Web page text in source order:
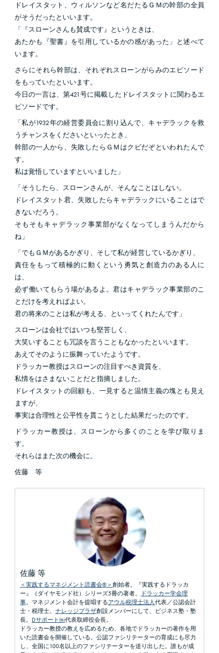
ドレイスタット、ウィルソンなど名だたるＧＭの幹部の全員
がそうだったといいます。
「『スローンさんも賛成です』というときは、
あたかも『聖書』を引用しているかの感があった」と述べて
います。
さらにそれら幹部は、それぞれスローンがらみのエピソード
をもっていたといいます。
今日の一言は、第421号に掲載したドレイスタットに関わるエ
ピソードです。
「私が1932年の経営委員会に割り込んで、キャデラックを救
うチャンスをくださいといったとき、
幹部の一人から、失敗したらＧＭはクビだぞといわれたんで
す。
私は覚悟していますといいました」
「そうしたら、スローンさんが、そんなことはしない。
ドレイスタット君、失敗したらキャデラックにいることはで
きないだろう。
そもそもキャデラック事業部がなくなってしまうんだから
ね」
「でもＧＭがあるかぎり、そして私が経営しているかぎり、
責任をもって積極的に動くという勇気と創造力のある人に
は、
必ず働いてもらう場があるよ。君はキャデラック事業部のこ
とだけを考えればよい。
君の将来のことは私が考える、といってくれたんです」
スローンは会社ではいつも堅苦しく、
大笑いすることも冗談を言うこともなかったといいます。
あえてそのように振舞っていたようです。
ドラッカー教授はスローンの注目すべき資質を、
私情をはさまないことだと指摘しました。
ドレイスタットの回顧も、一見すると温情主義の塊とも見え
ますが、
事実は合理性と公平性を貫こうとした結果だったのです。
ドラッカー教授は、スローンから多くのことを学び取りま
す。
それらはまた次の機会に。
佐藤 等
佐藤 等
＜実践するマネジメント読書会®＞創始者。『実践するドラッカ
ー』（ダイヤモンド社）シリーズ5冊の著者。
ドラッカー学会理
事。マネジメント会計を提唱するアウル税理士法人代表／公認会計
士・税理士。 ナレッジプラザ創設メンバーにして、ビジネス塾・塾
長。 Dサポート㈱代表取締役会長。
ドラッカー教授の教えを広めるため、各地でドラッカーの著作を用
いた読書会を開催している。公認ファシリテーターの育成にも尽力
し、全国に100名以上のファシリテーターを送り出した。誰もが成